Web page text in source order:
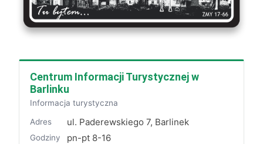
Centrum Informacji Turystycznej w
Barlinku
Informacja turystyczna
Adres ul. Paderewskiego 7, Barlinek
Godziny
pn-pt 8-16